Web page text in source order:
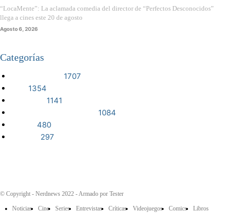
“LocaMente”: La aclamada comedia del director de “Perfectos Desconocidos”
llega a cines este 20 de agosto
Agosto 6, 2026
Categorías
1707
1354
1141
1084
480
297
© Copyright - Nerdnews 2022 - Armado por Tester
Noticias Cine Series Entrevistas Críticas Videojuegos Comics Libros